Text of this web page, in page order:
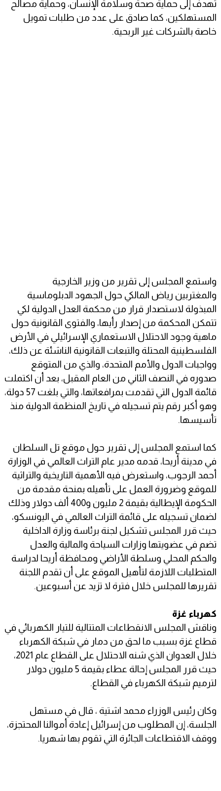
تهدف إلى حماية صحة وسلامة الإنسان، وحماية مصالح
المستهلكين، كما صادق على عدد من طلبات تمويل
خاصة بالشركات غير الربحية.
واستمع المجلس إلى تقرير من وزير الخارجية
والمغتربين رياض المالكي حول الجهود الدبلوماسية
المبذولة لاستصدار قرار من محكمة العدل الدولية لكي
تتمكن المحكمة من إصدار رأيها، والفتوى القانونية حول
ماهية وجود الاحتلال الاستعماري الإسرائيلي في الأرض
الفلسطينية المحتلة والتبعات القانونية الناشئة عن ذلك،
وواجبات الدول والأمم المتحدة، والذي من المتوقع
صدوره في النصف الثاني من العام المقبل، بعد أن اكتملت
قائمة الدول التي تقدمت بمرافعاتها، والتي بلغت 57 دولة،
وهو أكبر رقم يتم تسجيله في تاريخ المنظمة الدولية منذ
تأسيسها.
كما استمع المجلس إلى تقرير حول موقع تل السلطان
في مدينة أريحا، قدمه مدير عام التراث العالمي في الوزارة
أحمد الرجوب، واستعرض فيه الأهمية التاريخية والتراثية
للموقع وضرورة العمل على تأهيله بمنحة مقدمة من
الحكومة الإيطالية بقيمة 2 مليون و400 ألف دولار وذلك
لضمان تسجيله على قائمة التراث العالمي في اليونسكو،
حيث قرر المجلس تشكيل لجنة برئاسة وزارة الداخلية
تضم في عضويتها وزارات السياحة والمالية والعدل
والحكم المحلي وسلطة الأراضي ومحافظة أريحا لدراسة
المتطلبات اللازمة لتأهيل الموقع على أن تقدم اللجنة
تقريرها للمجلس خلال فترة لا تزيد عن أسبوعين.
كهرباء غزة
وناقش المجلس الانقطاعات المتتالية للتيار الكهربائي في
قطاع غزة بسبب ما لحق من دمار في شبكة الكهرباء
خلال العدوان الذي شنه الاحتلال على القطاع عام 2021،
حيث قرر المجلس إحالة عطاء بقيمة 5 مليون دولار
لترميم شبكة الكهرباء في القطاع.
وكان رئيس الوزراء محمد اشتية ، قال في مستهل
الجلسة، إن المطلوب من إسرائيل إعادة أموالنا المحتجزة،
ووقف الاقتطاعات الجائرة التي تقوم بها شهريا.